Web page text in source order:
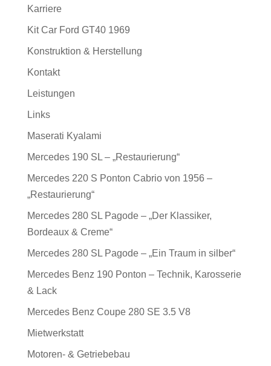
Karriere
Kit Car Ford GT40 1969
Konstruktion & Herstellung
Kontakt
Leistungen
Links
Maserati Kyalami
Mercedes 190 SL – „Restaurierung“
Mercedes 220 S Ponton Cabrio von 1956 –
„Restaurierung“
Mercedes 280 SL Pagode – „Der Klassiker,
Bordeaux & Creme“
Mercedes 280 SL Pagode – „Ein Traum in silber“
Mercedes Benz 190 Ponton – Technik, Karosserie
& Lack
Mercedes Benz Coupe 280 SE 3.5 V8
Mietwerkstatt
Motoren- & Getriebebau